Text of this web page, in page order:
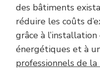
des bâtiments
réduire les coûts
grâce à
énergétiques et à
professionnels de